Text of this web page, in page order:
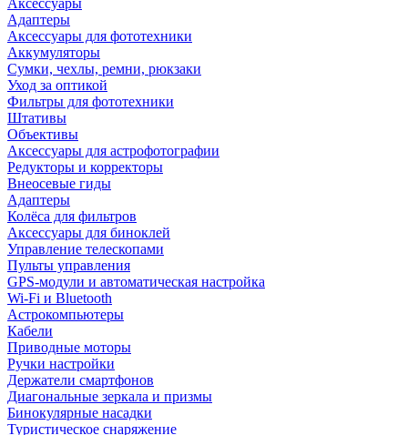
Аксессуары
Адаптеры
Аксессуары для фототехники
Аккумуляторы
Сумки, чехлы, ремни, рюкзаки
Уход за оптикой
Фильтры для фототехники
Штативы
Объективы
Аксессуары для астрофотографии
Редукторы и корректоры
Внеосевые гиды
Адаптеры
Колёса для фильтров
Аксессуары для биноклей
Управление телескопами
Пульты управления
GPS-модули и автоматическая настройка
Wi-Fi и Bluetooth
Астрокомпьютеры
Кабели
Приводные моторы
Ручки настройки
Держатели смартфонов
Диагональные зеркала и призмы
Бинокулярные насадки
Туристическое снаряжение